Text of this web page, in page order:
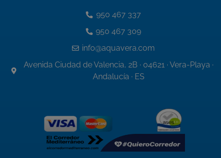
950 467 337
950 467 309
info@aquavera.com
Avenida Ciudad de Valencia, 2B · 04621 · Vera-Playa ·
Andalucía · ES